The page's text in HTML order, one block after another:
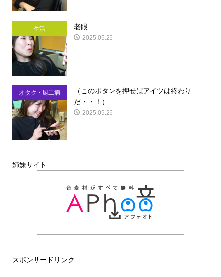
生活 老眼
2025.05.26
オタク・厨二病
（このボタンを押せばアイツは終わり
だ・・！）
2025.05.26
姉妹サイト
スポンサードリンク